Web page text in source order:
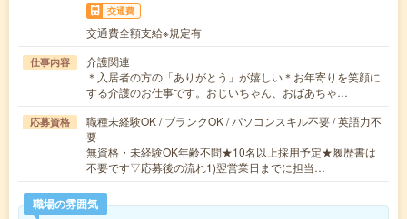
交通費
交通費全額支給※規定有
仕事内容
介護関連
＊入居者の方の「ありがとう」が嬉しい＊お年寄りを笑顔に
する介護のお仕事です。おじいちゃん、おばあちゃ…
応募資格
職種未経験OK / ブランクOK / パソコンスキル不要 / 英語力不
要
無資格・未経験OK年齢不問★10名以上採用予定★履歴書は
不要です▽応募後の流れ1)翌営業日までに担当…
職場の雰囲気